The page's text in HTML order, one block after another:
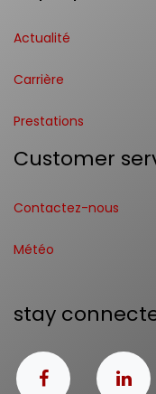
Actualité
Carrière
Prestations
Customer
Contactez-nous
Météo
stay